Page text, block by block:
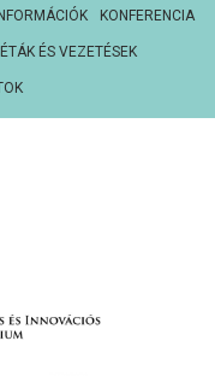
INFORMÁCIÓK KONFERENCIA
ÉS VEZETÉSEK